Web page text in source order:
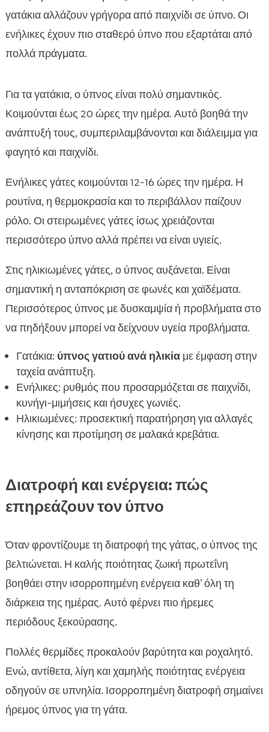
γατάκια αλλάζουν γρήγορα από παιχνίδι σε ύπνο. Οι
ενήλικες έχουν πιο σταθερό ύπνο που εξαρτάται από
πολλά πράγματα.
Για τα γατάκια, ο ύπνος είναι πολύ σημαντικός.
Κοιμούνται έως 20 ώρες την ημέρα. Αυτό βοηθά την
ανάπτυξή τους, συμπεριλαμβάνονται και διάλειμμα για
φαγητό και παιχνίδι.
Ενήλικες γάτες κοιμούνται 12-16 ώρες την ημέρα. Η
ρουτίνα, η θερμοκρασία και το περιβάλλον παίζουν
ρόλο. Οι στειρωμένες γάτες ίσως χρειάζονται
περισσότερο ύπνο αλλά πρέπει να είναι υγιείς.
Στις ηλικιωμένες γάτες, ο ύπνος αυξάνεται. Είναι
σημαντική η ανταπόκριση σε φωνές και χαϊδέματα.
Περισσότερος ύπνος με δυσκαμψία ή προβλήματα στο
να πηδήξουν μπορεί να δείχνουν υγεία προβλήματα.
Γατάκια: ύπνος γατιού ανά ηλικίαμε έμφαση στην
ταχεία ανάπτυξη.
Ενήλικες: ρυθμός που προσαρμόζεται σε παιχνίδι,
κυνήγι-μιμήσεις και ήσυχες γωνιές.
Ηλικιωμένες: προσεκτική παρατήρηση για αλλαγές
κίνησης και προτίμηση σε μαλακά κρεβάτια.
Διατροφή και ενέργεια: πώς
επηρεάζουν τον ύπνο
Όταν φροντίζουμε τη διατροφή της γάτας, ο ύπνος της
βελτιώνεται. Η καλής ποιότητας ζωική πρωτεΐνη
βοηθάει στην ισορροπημένη ενέργεια καθ’ όλη τη
διάρκεια της ημέρας. Αυτό φέρνει πιο ήρεμες
περιόδους ξεκούρασης.
Πολλές θερμίδες προκαλούν βαρύτητα και ροχαλητό.
Ενώ, αντίθετα, λίγη και χαμηλής ποιότητας ενέργεια
οδηγούν σε υπνηλία. Ισορροπημένη διατροφή σημαίνει
ήρεμος ύπνος για τη γάτα.